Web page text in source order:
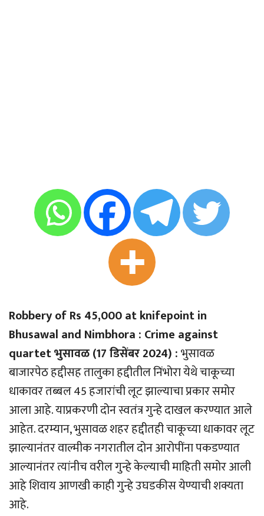
Robbery of Rs 45,000 at knifepoint in
Bhusawal and Nimbhora : Crime against
quartet भुसावळ (17 डिसेंबर 2024) :भुसावळ
बाजारपेठ हद्दीसह तालुका हद्दीतील निंभोरा येथे चाकूच्या
धाकावर तब्बल 45 हजारांची लूट झाल्याचा प्रकार समोर
आला आहे. याप्रकरणी दोन स्वतंत्र गुन्हे दाखल करण्यात आले
आहेत. दरम्यान, भुसावळ शहर हद्दीतही चाकूच्या धाकावर लूट
झाल्यानंतर वाल्मीक नगरातील दोन आरोपींना पकडण्यात
आल्यानंतर त्यांनीच वरील गुन्हे केल्याची माहिती समोर आली
आहे शिवाय आणखी काही गुन्हे उघडकीस येण्याची शक्यता
आहे.